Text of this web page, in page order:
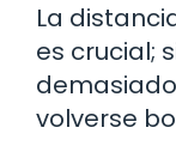
La
es crucial;
volverse